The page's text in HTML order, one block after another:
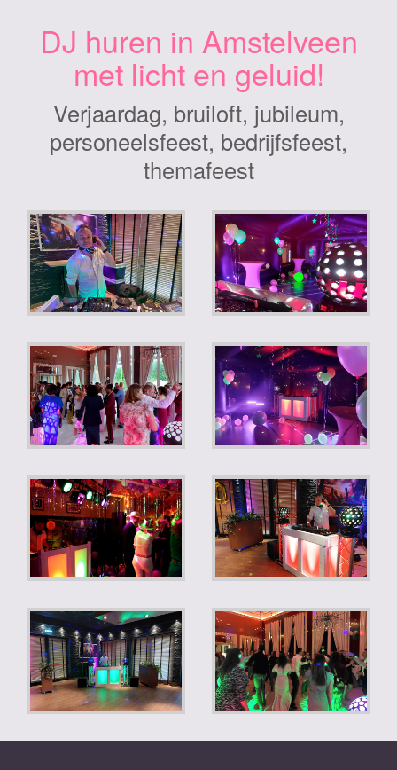
DJ huren in Amstelveen
met licht en geluid!
Verjaardag, bruiloft, jubileum,
personeelsfeest, bedrijfsfeest,
themafeest